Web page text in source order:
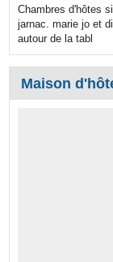
Chambres d'hôtes
jarnac. marie jo et
autour de la tabl
Maison